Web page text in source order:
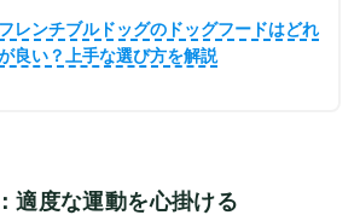
フレンチブルドッグのドッグフードはどれ
良い？上手な選び方を解説
適度な運動を心掛ける